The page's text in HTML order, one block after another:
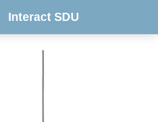
Interact SDU